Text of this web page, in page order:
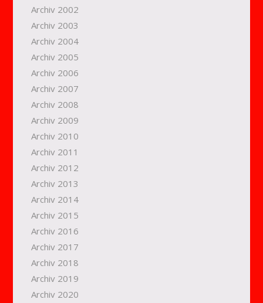
Archiv 2002
Archiv 2003
Archiv 2004
Archiv 2005
Archiv 2006
Archiv 2007
Archiv 2008
Archiv 2009
Archiv 2010
Archiv 2011
Archiv 2012
Archiv 2013
Archiv 2014
Archiv 2015
Archiv 2016
Archiv 2017
Archiv 2018
Archiv 2019
Archiv 2020